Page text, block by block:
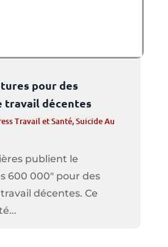
pour des
travail décentes
Travail et Santé,Suicide Au
publient le
600 000" pour des
décentes. Ce